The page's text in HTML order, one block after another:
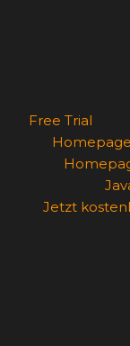
Free Trial
Jetzt